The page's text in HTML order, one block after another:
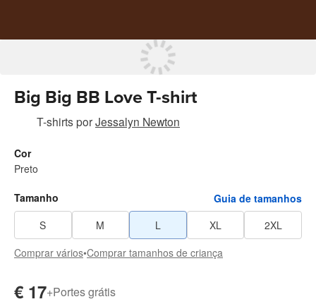
Big Big BB Love T-shirt
T-shirtsporJessalyn Newton
Cor
Preto
Tamanho
Guia de tamanhos
S
M L XL
2XL
Comprar vários•Comprar tamanhos de criança
€ 17+Portes grátis